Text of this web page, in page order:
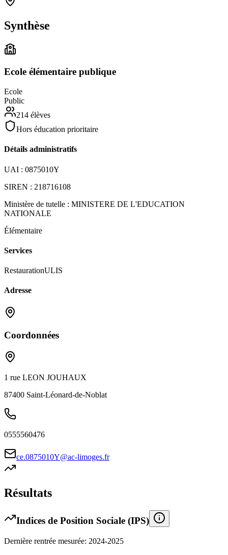
Synthèse
Ecole élémentaire publique
Ecole
Public
214 élèves
Hors éducation prioritaire
Détails administratifs
UAI : 0875010Y
SIREN : 218716108
Ministère de tutelle : MINISTERE DE L'EDUCATION
NATIONALE
Élémentaire
Services
RestaurationULIS
Adresse
Coordonnées
1 rue LEON JOUHAUX
87400 Saint-Léonard-de-Noblat
0555560476
ce.0875010Y@ac-limoges.fr
Résultats
Indices de Position Sociale (IPS)
Dernière rentrée mesurée: 2024-2025